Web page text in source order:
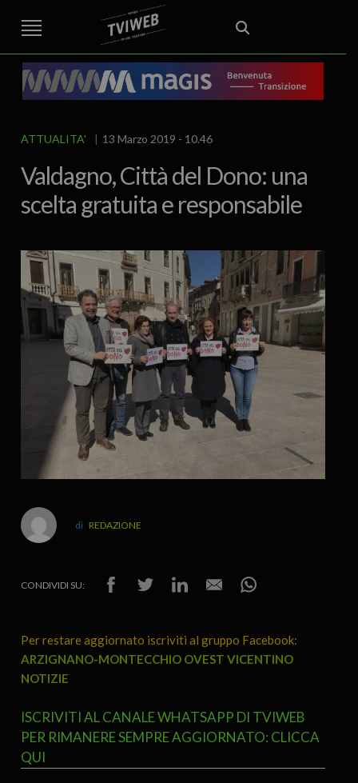
STREET TG CRONACA VENETO
VICENZA E PROVINCIA
AREA BERICA
ECONOMIA ATTUALITA’ POLITICA
EDITORIALE ITALIA E MONDO CURIOSITÀ – LIFESTYLE
CULTURA ARTE
SPORT
IL GRAFFIO FOOD & DRINK
ATTUALITA' 13 Marzo 2019 - 10.46
Valdagno, Città del Dono: una
scelta gratuita e responsabile
REDAZIONE
CONDIVIDI SU:
Per restare aggiornato iscriviti al gruppo Facebook:
ARZIGNANO-MONTECCHIO OVEST VICENTINO
NOTIZIE
ISCRIVITI AL CANALE WHATSAPP DI TVIWEB
PER RIMANERE SEMPRE AGGIORNATO: CLICCA
QUI